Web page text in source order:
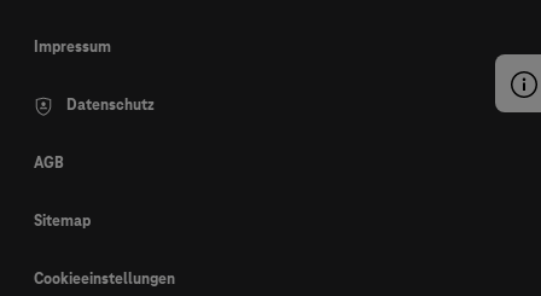
Impressum
Datenschutz
AGB
Sitemap
Cookieeinstellungen